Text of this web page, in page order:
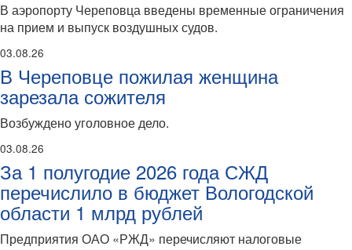
В аэропорту Череповца введены временные ограничения
на прием и выпуск воздушных судов.
03.08.26
В Череповце пожилая женщина
зарезала сожителя
Возбуждено уголовное дело.
03.08.26
За 1 полугодие 2026 года СЖД
перечислило в бюджет Вологодской
области 1 млрд рублей
Предприятия ОАО «РЖД» перечисляют налоговые